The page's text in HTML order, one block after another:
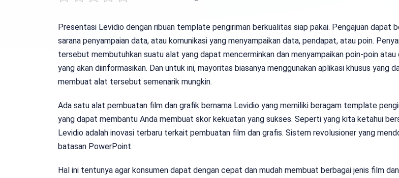
Presentasi Levidio dengan ribuan template pengiriman berkualitas siap pakai. Pengajuan dapat
sarana penyampaian data, atau komunikasi yang menyampaikan data, pendapat, atau poin.
tersebut membutuhkan suatu alat yang dapat mencerminkan dan menyampaikan poin-poin atau
yang akan diinformasikan. Dan untuk ini, mayoritas biasanya menggunakan aplikasi khusus yang
membuat alat tersebut semenarik mungkin.
Ada satu alat pembuatan film dan grafik bernama Levidio yang memiliki beragam template
yang dapat membantu Anda membuat skor kekuatan yang sukses. Seperti yang kita ketahui
Levidio adalah inovasi terbaru terkait pembuatan film dan grafis. Sistem revolusioner yang
batasan PowerPoint.
Hal ini tentunya agar konsumen dapat dengan cepat dan mudah membuat berbagai jenis film